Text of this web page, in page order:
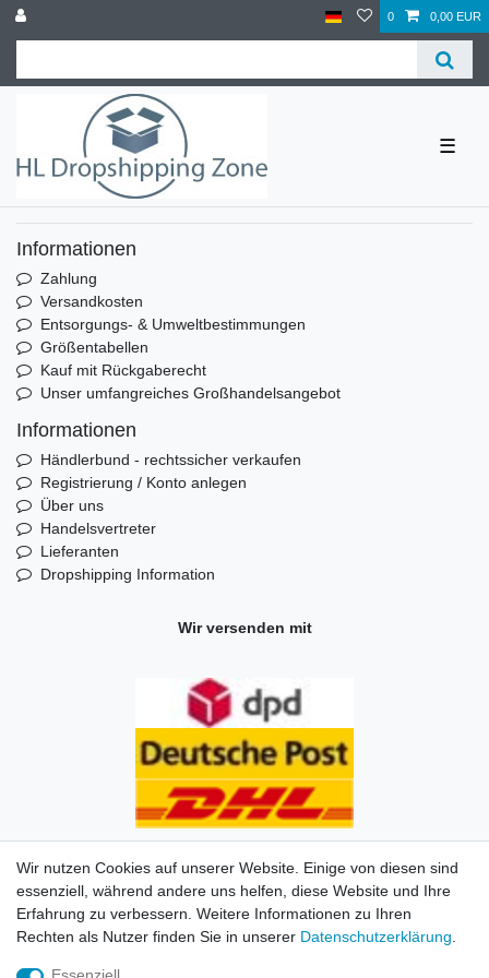
0 0,00 EUR
☰
Informationen
Zahlung
Versandkosten
Entsorgungs- & Umweltbestimmungen
Größentabellen
Kauf mit Rückgaberecht
Unser umfangreiches Großhandelsangebot
Informationen
Händlerbund - rechtssicher verkaufen
Registrierung / Konto anlegen
Über uns
Handelsvertreter
Lieferanten
Dropshipping Information
Wir versenden mit
Impressum Daten­schutz­erklärung AGB Kontakt
Wir nutzen Cookies auf unserer Website. Einige von diesen sind
essenziell, während andere uns helfen, diese Website und Ihre
Erfahrung zu verbessern. Weitere Informationen zu Ihren
Rechten als Nutzer finden Sie in unserer Daten­schutz­erklärung